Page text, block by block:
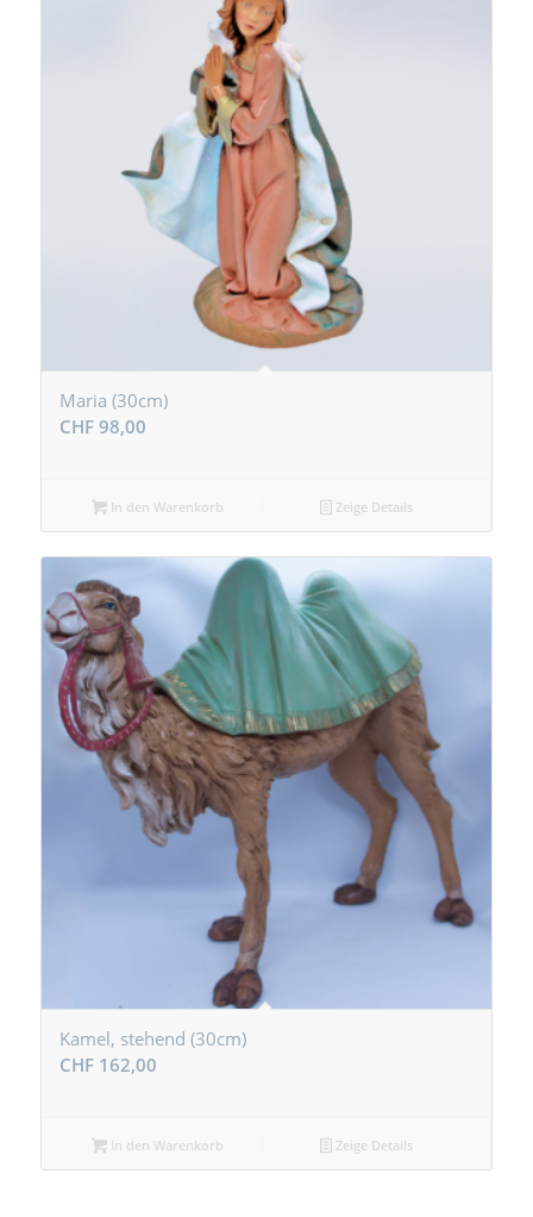
Maria (30cm)
CHF98,00
In den Warenkorb Zeige Details
Kamel, stehend (30cm)
CHF162,00
In den Warenkorb Zeige Details